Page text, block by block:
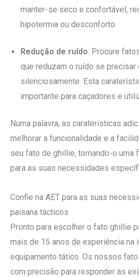
manter-se seco e confortável,
hipotermia ou desconforto.
Redução de ruído: Procure
que reduzam o ruído se precisar
silenciosamente. Esta
importante para caçadores e
Numa palavra, as caraterísticas
melhorar a funcionalidade e a
seu fato de ghillie, tornando-o uma
para as suas necessidades
Confie na AET para as suas
paisana tácticos
Pronto para escolher o fato ghillie
mais de 15 anos de experiência na
equipamento tático. Os nossos
com precisão para responder às